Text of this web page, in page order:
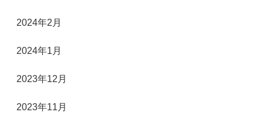
2024年2月
2024年1月
2023年12月
2023年11月